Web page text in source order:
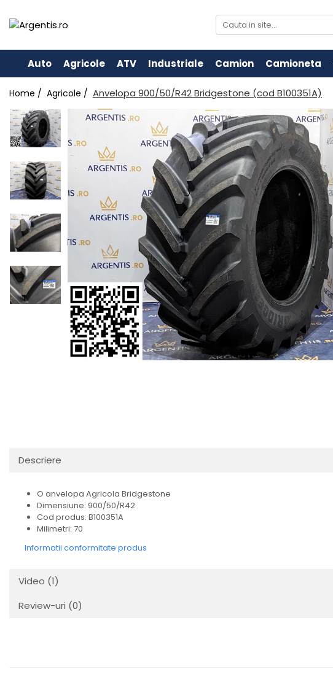
Auto Agricole ATV Industriale Camion Camioneta
Home / Agricole / Anvelopa 900/50/R42 Bridgestone (cod B100351A)
Descriere
O anvelopa Agricola Bridgestone
Dimensiune: 900/50/R42
Cod produs: B100351A
Milimetri: 70
Informatii conformitate produs
Video (1)
Review-uri (0)